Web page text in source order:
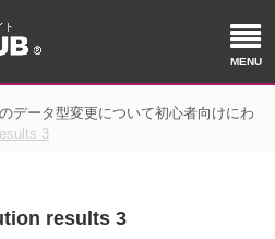
データ型変更について初心者向けにわ
3
results 3